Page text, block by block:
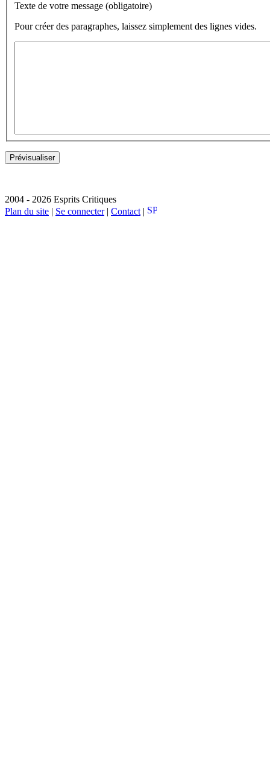
Texte de votre message (obligatoire)
Pour créer des paragraphes, laissez simplement des lignes vides.
2004 - 2026 Esprits Critiques
Plan du site | Se connecter| Contact |